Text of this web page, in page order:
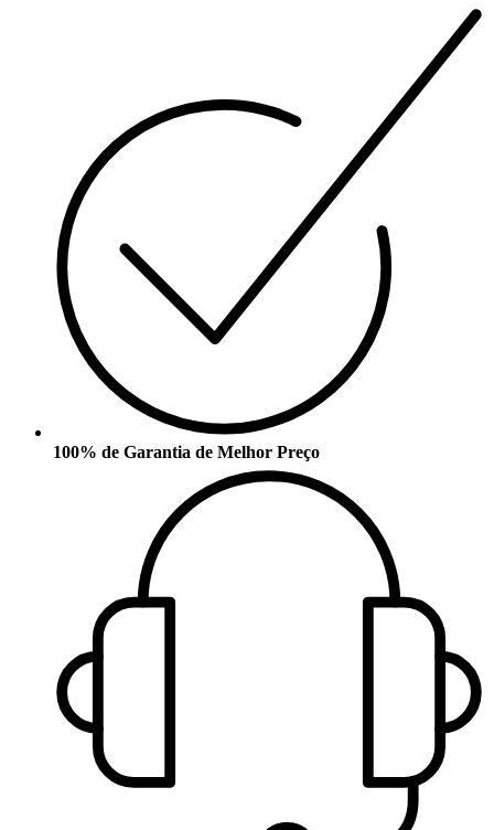
100% de Garantia de Melhor Preço